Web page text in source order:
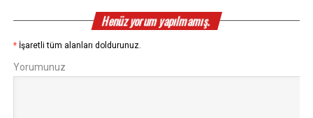
Henüz yorum yapılmamış.
* İşaretli tüm alanları doldurunuz.
Yorumunuz